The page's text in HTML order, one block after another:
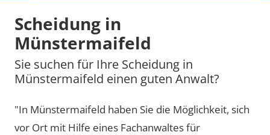
Scheidung in
Münstermaifeld
Sie suchen für Ihre Scheidung in
Münstermaifeld einen guten Anwalt?
"In Münstermaifeld haben Sie die Möglichkeit, sich
vor Ort mit Hilfe eines Fachanwaltes für